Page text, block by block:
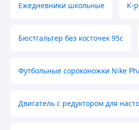
Ежедневники школьные K-
Бюстгальтер без косточек 95с
Футбольные сороконожки Nike
Двигатель с редуктором для